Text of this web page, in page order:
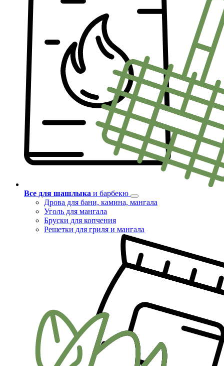
Все для шашлыка и барбекю
Дрова для бани, камина, мангала
Уголь для мангала
Бруски для копчения
Решетки для гриля и мангала